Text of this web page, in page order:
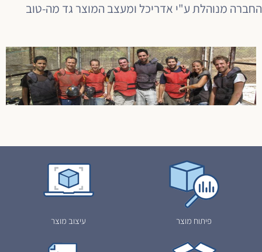
החברה מנוהלת ע"י אדריכל ומעצב המוצר גד מה-טוב
פיתוח מוצר עיצוב מוצר